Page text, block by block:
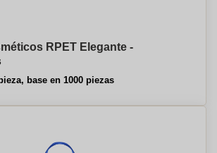
RPET Elegante -
base en 1000 piezas